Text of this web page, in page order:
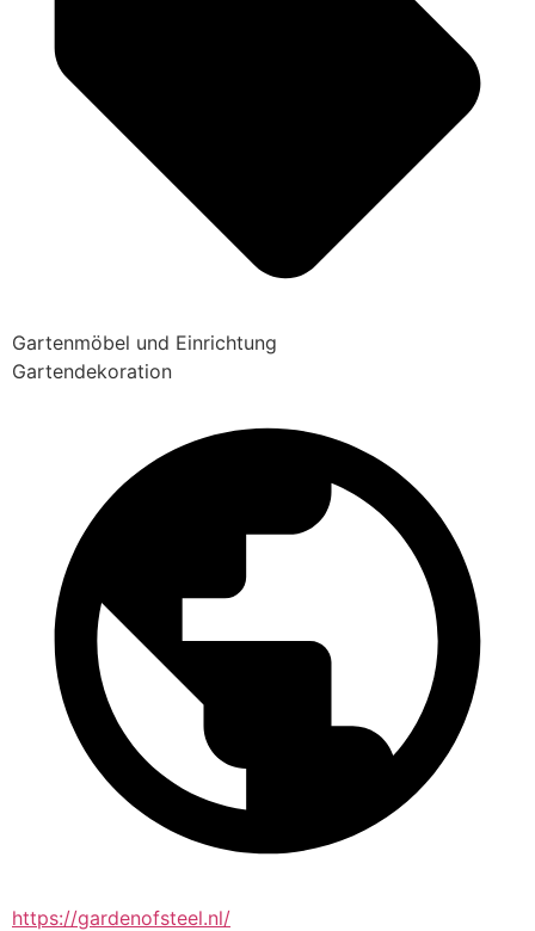
Gartenmöbel und Einrichtung
Gartendekoration
https://gardenofsteel.nl/